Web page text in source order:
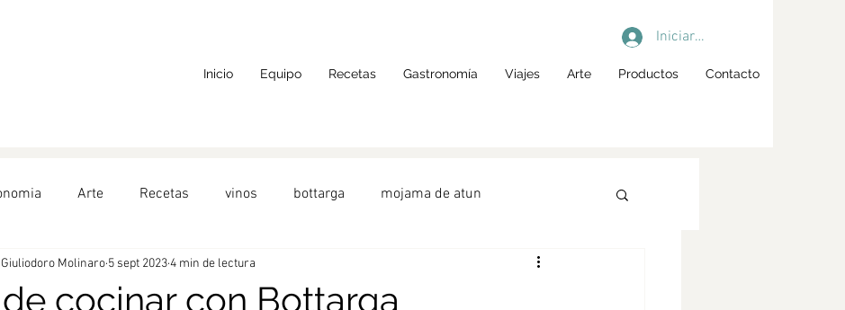
Inicio Equipo Recetas Gastronomía Viajes Arte Productos Contacto
Iniciar sesión
Arte Recetas vinos bottarga mojama de atun
AlimentosdeEspaña Toscana
cocinar con Bottarga
Molinaro 5 sept 20234 min de lectura